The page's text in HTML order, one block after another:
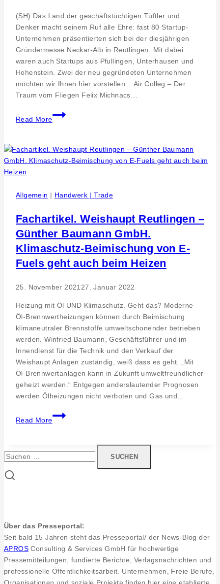
(SH) Das Land der geschäftstüchtigen Tüftler und
Denker macht seinem Ruf alle Ehre: fast 80 Startup-
Unternehmen präsentierten sich bei der diesjährigen
Gründermesse Neckar-Alb in Reutlingen. Mit dabei
waren auch Startups aus Pfullingen, Unterhausen und
Hohenstein. Zwei der neu gegründeten Unternehmen
möchten wir Ihnen hier vorstellen: Air Colleg – Der
Traum vom Fliegen Felix Michnacs…
Read More
Überflieger
und
–
Startup-
der
bei
der
Gründermesse
Neckar-
Alb
Allgemein | Handwerk | Trade
Fachartikel. Weishaupt Reutlingen –
Günther Baumann GmbH.
Klimaschutz-Beimischung von E-
Fuels geht auch beim Heizen
25. November 2021 27. Januar 2022
Heizung mit Öl UND Klimaschutz. Geht das? Moderne
Öl-Brennwertheizungen können durch Beimischung
klimaneutraler Brennstoffe umweltschonender betrieben
werden. Winfried Baumann, Geschäftsführer und im
Innendienst für die Technik und den Verkauf der
Weishaupt Anlagen zuständig, weiß dass es geht. „Mit
Öl-Brennwertanlagen kann in Zukunft umweltfreundlicher
geheizt werden.“ Entgegen anderslautender Prognosen
werden Ölheizungen nicht verboten und Gas und…
Read More
Fachartikel.
Weishaupt
E-
Fuels
geht
auch
beim
Suchen
nach:
Über das Presseportal:
Seit bald 15 Jahren steht das Presseportal/ der News-Blog der
APROS Consulting & Services GmbH für hochwertige
Pressemitteilungen, fundierte Berichte, Verlagsnachrichten und
professionelle Öffentlichkeitsarbeit. Unternehmen, Freie Berufe,